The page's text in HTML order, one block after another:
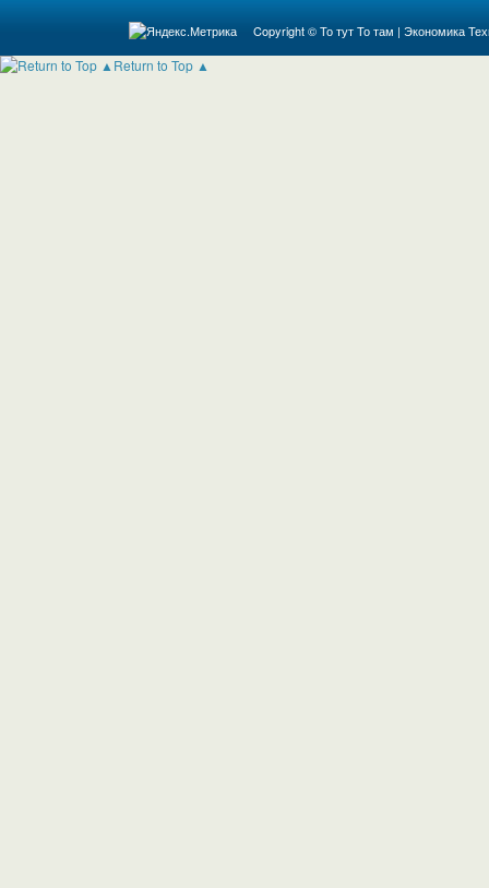
Copyright ©То тут То там | Экономика
Return to Top ▲